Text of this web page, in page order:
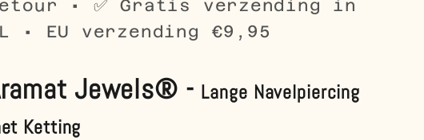
• ✅ Gratis verzending in
• EU verzending €9,95
Jewels® - Lange Navelpiercing
Ketting